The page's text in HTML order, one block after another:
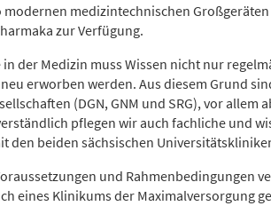
modernen medizintechnischen
zur Verfügung.
in der Medizin muss Wissen nicht nur
erworben werden. Aus diesem Grund
(DGN, GNM und SRG), vor allem
pflegen wir auch fachliche und
den beiden sächsischen
und Rahmenbedingungen
eines Klinikums der Maximalversorgung